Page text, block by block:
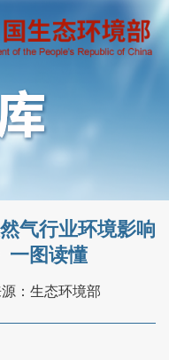
气行业环境影响
一图读懂
：生态环境部